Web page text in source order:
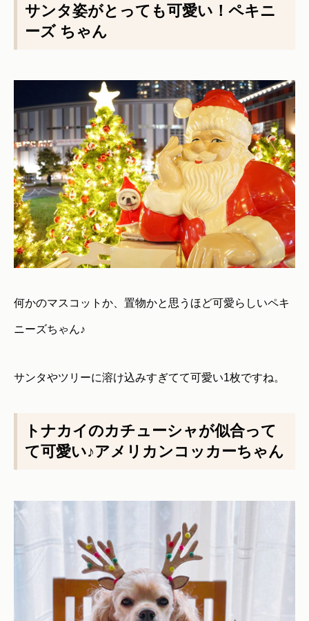
サンタ姿がとっても可愛い！ペキニ
ーズ ちゃん
何かのマスコットか、置物かと思うほど可愛らしいペキ
ニーズちゃん♪
サンタやツリーに溶け込みすぎてて可愛い1枚ですね。
トナカイのカチューシャが似合って
て可愛い♪アメリカンコッカーちゃん